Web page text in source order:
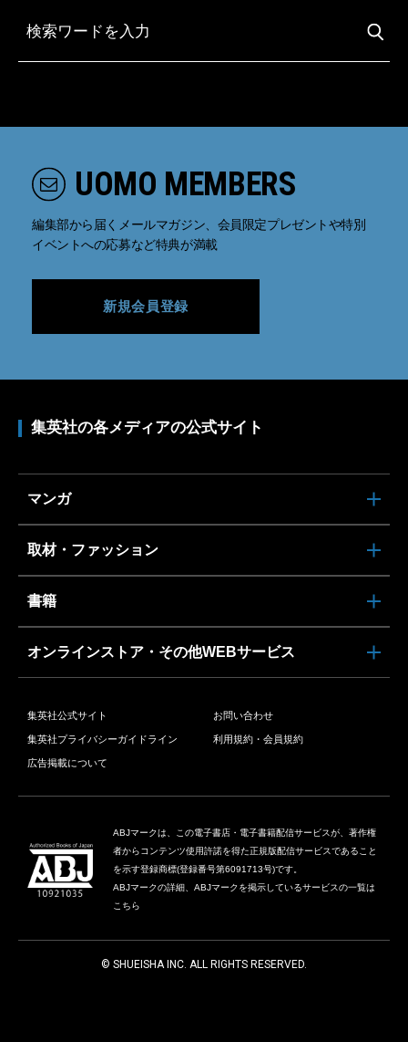
UOMO MEMBERS
編集部から届くメールマガジン、会員限定プレゼントや特別
イベントへの応募など特典が満載
新規会員登録
集英社の各メディアの公式サイト
マンガ
取材・ファッション
書籍
オンラインストア・その他WEBサービス
集英社公式サイト お問い合わせ
集英社プライバシーガイドライン 利用規約・会員規約
広告掲載について
ABJマークは、この電子書店・電子書籍配信サービスが、著作権
者からコンテンツ使用許諾を得た正規版配信サービスであること
を示す登録商標(登録番号第6091713号)です。
ABJマークの詳細、ABJマークを掲示しているサービスの一覧は
こちら
© SHUEISHA INC. ALL RIGHTS RESERVED.